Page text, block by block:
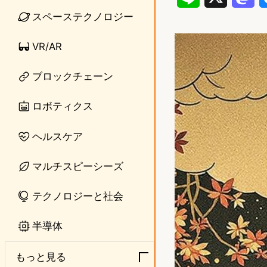
スペーステクノロジー
VR/AR
ブロックチェーン
ロボティクス
ヘルスケア
マルチスピーシーズ
テクノロジーと社会
半導体
もっと見る
n
e
s
t
o
d
o
n